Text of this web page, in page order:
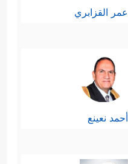
عمر القزابري
أحمد نعينع